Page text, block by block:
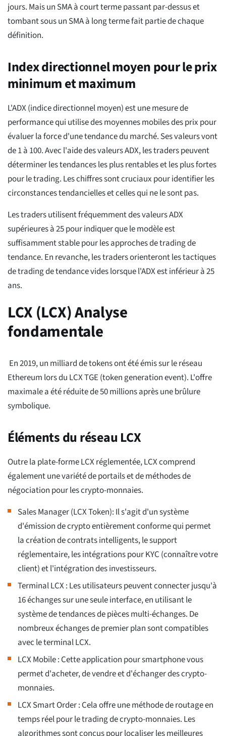
jours. Mais un SMA à court terme passant par-dessus et
tombant sous un SMA à long terme fait partie de chaque
définition.
Index directionnel moyen pour le prix
minimum et maximum
L'ADX (indice directionnel moyen) est une mesure de
performance qui utilise des moyennes mobiles des prix pour
évaluer la force d'une tendance du marché. Ses valeurs vont
de 1 à 100. Avec l'aide des valeurs ADX, les traders peuvent
déterminer les tendances les plus rentables et les plus fortes
pour le trading. Les chiffres sont cruciaux pour identifier les
circonstances tendancielles et celles qui ne le sont pas.
Les traders utilisent fréquemment des valeurs ADX
supérieures à 25 pour indiquer que le modèle est
suffisamment stable pour les approches de trading de
tendance. En revanche, les traders orienteront les tactiques
de trading de tendance vides lorsque l'ADX est inférieur à 25
ans.
LCX (LCX) Analyse
fondamentale
En 2019, un milliard de tokens ont été émis sur le réseau
Ethereum lors du LCX TGE (token generation event). L'offre
maximale a été réduite de 50 millions après une brûlure
symbolique.
Éléments du réseau LCX
Outre la plate-forme LCX réglementée, LCX comprend
également une variété de portails et de méthodes de
négociation pour les crypto-monnaies.
Sales Manager (LCX Token): Il s'agit d'un système
d'émission de crypto entièrement conforme qui permet
la création de contrats intelligents, le support
réglementaire, les intégrations pour KYC (connaître votre
client) et l'intégration des investisseurs.
Terminal LCX : Les utilisateurs peuvent connecter jusqu'à
16 échanges sur une seule interface, en utilisant le
système de tendances de pièces multi-échanges. De
nombreux échanges de premier plan sont compatibles
avec le terminal LCX.
LCX Mobile : Cette application pour smartphone vous
permet d'acheter, de vendre et d'échanger des crypto-
monnaies.
LCX Smart Order : Cela offre une méthode de routage en
temps réel pour le trading de crypto-monnaies. Les
algorithmes sont conçus pour localiser les meilleures